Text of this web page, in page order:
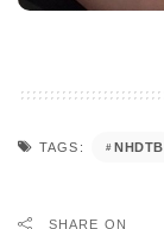
TAGS: NHDTB
SHARE ON